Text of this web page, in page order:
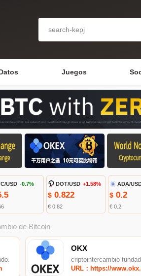
Juegos
USD -0.7% DOT/USD +1.58%
$0.822
€ 0.82
ADA/
$0.2
€ 0.2
de Bitcoin
OKX
criptointercambio
URL：https://